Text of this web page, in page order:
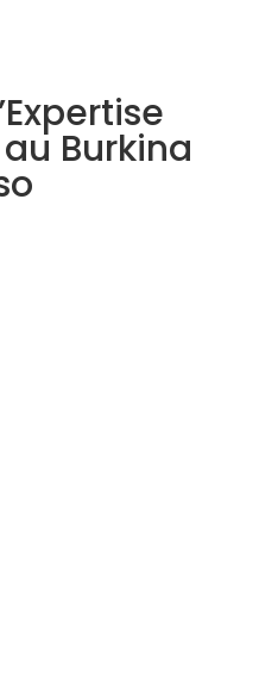
Burkina